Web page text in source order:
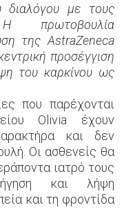
διαλόγου με τους
πρωτοβουλία
της AstraZeneca
προσέγγιση
του καρκίνου ως
που παρέχονται
Olivia έχουν
και δεν
Οι ασθενείς θα
ιατρό τους
και λήψη
και τη φροντίδα